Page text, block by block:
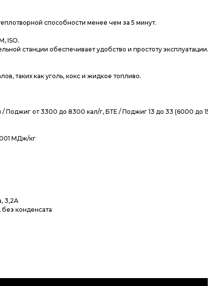
способности менее чем за 5 минут.
ISO.
станции обеспечивает удобство и простоту эксплуатации.
таких как уголь, кокс и жидкое топливо.
от 3300 до 8300 кал/г, БТЕ / Поджиг 13 до 33 (6000 до
МДж/кг
3,2А
без конденсата